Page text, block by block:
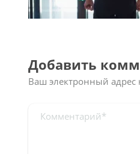
Добавить
Ваш электронный адрес